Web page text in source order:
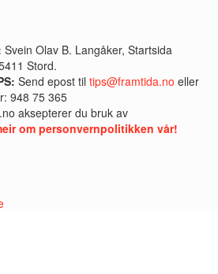
Svein Olav B. Langåker, Startsida
Stord.
Send epost til tips@framtida.no eller
948 75 365
aksepterer du bruk av
om personvernpolitikken vår!